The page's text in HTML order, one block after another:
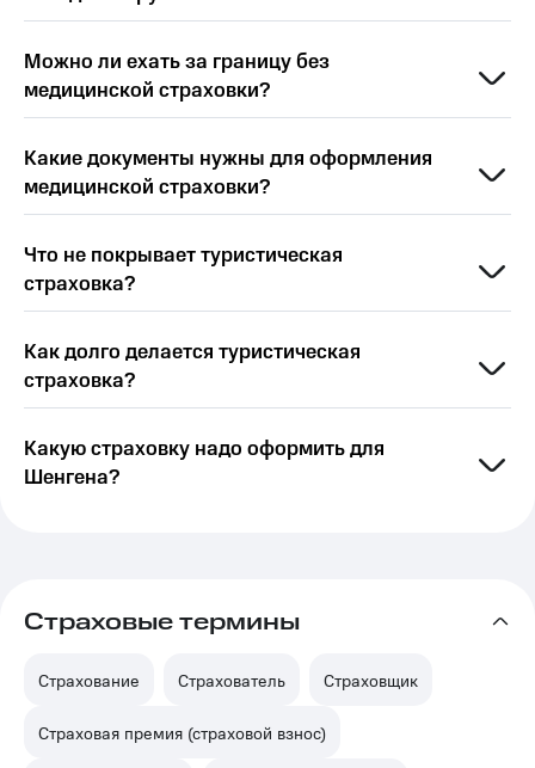
Можно ли ехать за границу без
медицинской страховки?
Какие документы нужны для оформления
медицинской страховки?
Что не покрывает туристическая
страховка?
Как долго делается туристическая
страховка?
Какую страховку надо оформить для
Шенгена?
Страховые термины
Страхование Страхователь Страховщик
Страховая премия (страховой взнос)